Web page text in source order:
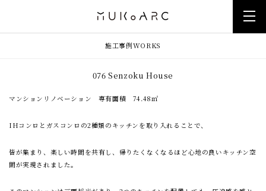
施工事例WORKS
076 Senzoku House
マンションリノベーション 専有面積 74.48㎡
IHコンロとガスコンロの2種類のキッチンを取り入れることで、
皆が集まり、楽しい時間を共有し、帰りたくなくなるほど心地の良いキッチン空
間が実現されました。